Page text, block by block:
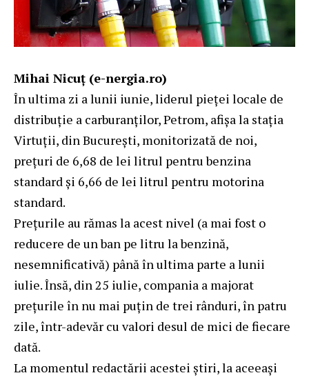
Mihai Nicuț (e-nergia.ro)
În ultima zi a lunii iunie, liderul pieței locale de
distribuție a carburanților, Petrom, afișa la stația
Virtuții, din București, monitorizată de noi,
prețuri de 6,68 de lei litrul pentru benzina
standard și 6,66 de lei litrul pentru motorina
standard.
Prețurile au rămas la acest nivel (a mai fost o
reducere de un ban pe litru la benzină,
nesemnificativă) până în ultima parte a lunii
iulie. Însă, din 25 iulie, compania a majorat
prețurile în nu mai puțin de trei rânduri, în patru
zile, într-adevăr cu valori desul de mici de fiecare
dată.
La momentul redactării acestei știri, la aceeași